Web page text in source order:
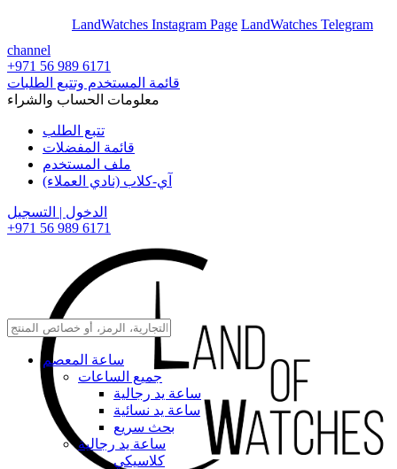
LandWatches Instagram Page LandWatches Telegram
channel
+971 56 989 6171
قائمة المستخدم وتتبع الطلبات
معلومات الحساب والشراء
تتبع الطلب
قائمة المفضلات
ملف المستخدم
آي-كلاب (نادي العملاء)
الدخول | التسجيل
+971 56 989 6171
ساعة المعصم
جميع الساعات
ساعة يد رجالية
ساعة يد نسائية
بحث سريع
ساعة يد رجالية
كلاسيكي